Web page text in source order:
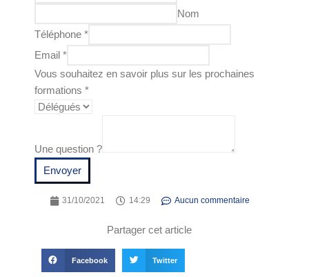
Nom
Téléphone *
Email *
Vous souhaitez en savoir plus sur les prochaines
formations *
Une question ?
Envoyer
31/10/2021 14:29 Aucun commentaire
Partager cet article
Facebook Twitter